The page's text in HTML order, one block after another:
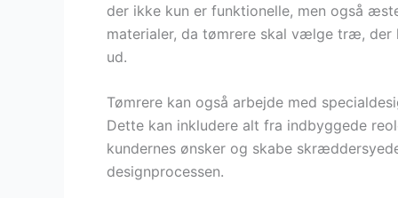
der ikke kun er funktionelle, men også
materialer, da tømrere skal vælge træ,
ud.
Tømrere kan også arbejde med
Dette kan inkludere alt fra indbyggede
kundernes ønsker og skabe
designprocessen.